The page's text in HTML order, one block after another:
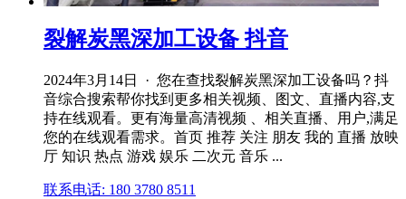
裂解炭黑深加工设备 抖音
2024年3月14日 · 您在查找裂解炭黑深加工设备吗？抖
音综合搜索帮你找到更多相关视频、图文、直播内容,支
持在线观看。更有海量高清视频 、相关直播、用户,满足
您的在线观看需求。首页 推荐 关注 朋友 我的 直播 放映
厅 知识 热点 游戏 娱乐 二次元 音乐 ...
联系电话: 180 3780 8511